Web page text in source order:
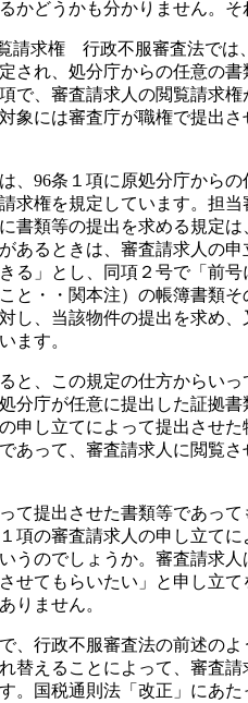
かどうかも分かりません。
請求権 行政不服審査法では
され、処分庁からの任意の
で、審査請求人の閲覧請求
象には審査庁が職権で提出
、96条１項に原処分庁から
求権を規定しています。担
書類等の提出を求める規定
あるときは、審査請求人の
る」とし、同項２号で「前
と・・関本注）の帳簿書類
し、当該物件の提出を求め
ます。
と、この規定の仕方からい
分庁が任意に提出した証拠
申し立てによって提出させ
あって、審査請求人に閲覧
て提出させた書類等であっ
項の審査請求人の申し立て
うのでしょうか。審査請求
せてもらいたい」と申し立
りません。
、行政不服審査法の前述の
替えることによって、審査
。国税通則法「改正」にあ